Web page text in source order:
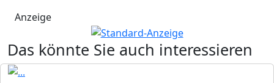
Anzeige
Das könnte Sie auch interessieren